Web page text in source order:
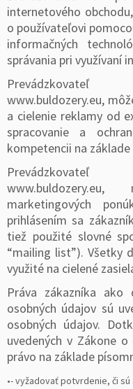
internetového
o používateľovi
informačných
správania pri využívaní
Prevádzkovateľ
www.buldozery.eu,
a cielenie reklamy od
spracovanie a
kompetencii na
Prevádzkovateľ
marketingových
prihlásením sa
tiež použité slovné
“mailing list”). Všetky
využité na cielené
Práva zákazníka ako
osobných údajov sú
osobných údajov.
uvedených v Zákone
právo na základe
•- vyžadovať potvrdenie, či